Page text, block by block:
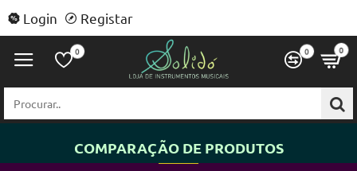
Login Registar
0 0 0
Procurar..
COMPARAÇÃO DE PRODUTOS